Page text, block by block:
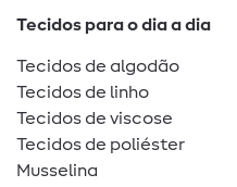
Tecidos para o dia a dia
Tecidos de algodão
Tecidos de linho
Tecidos de viscose
Tecidos de poliéster
Musselina